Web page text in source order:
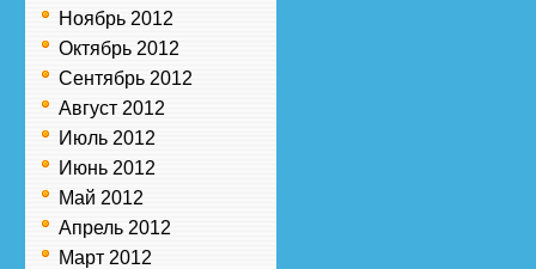
Ноябрь 2012
Октябрь 2012
Сентябрь 2012
Август 2012
Июль 2012
Июнь 2012
Май 2012
Апрель 2012
Март 2012